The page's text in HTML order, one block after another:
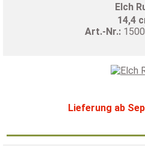
Elch
14,4
Art.-Nr.:
Lieferung ab